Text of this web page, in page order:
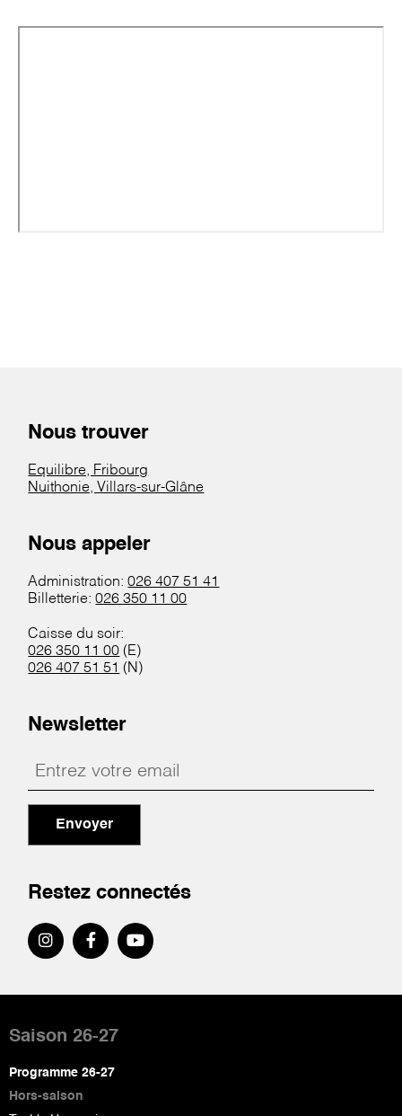
Nous trouver
Equilibre, Fribourg
Nuithonie, Villars-sur-Glâne
Nous appeler
Administration:026 407 51 41
Billetterie:026 350 11 00
Caisse du soir:
026 350 11 00 (E)
026 407 51 51 (N)
Newsletter
Envoyer
Restez connectés
de
page
Saison 26-27
Programme 26-27
Hors-saison